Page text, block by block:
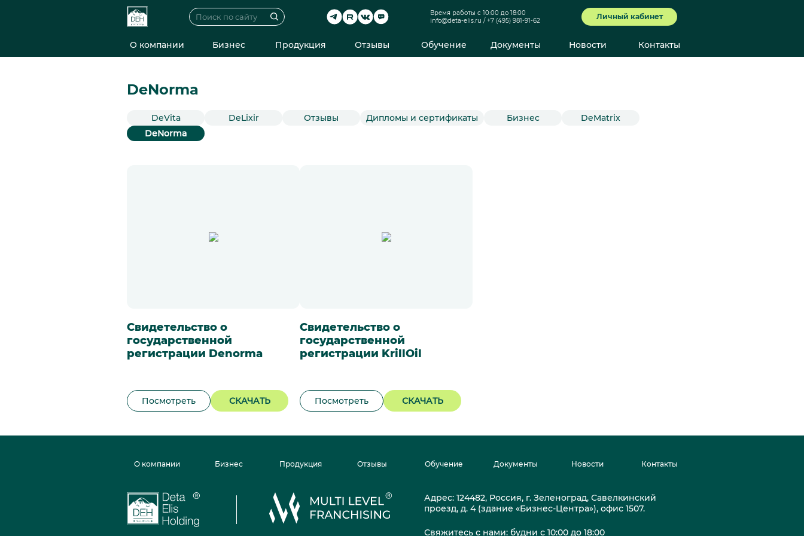
Время работы с 10:00 до 18:00
info@deta-elis.ru / +7 (495) 981-91-62 Личный кабинет
О компании Бизнес Продукция Отзывы Обучение Документы Новости Контакты
DeNorma
DeVita DeLixir Отзывы Дипломы и сертификаты Бизнес
DeMatrix
DeNorma
Свидетельство о
государственной
регистрации Denorma
Посмотреть СКАЧАТЬ
Свидетельство о
государственной
регистрации KrillOil
Посмотреть СКАЧАТЬ
О компании Бизнес Продукция Отзывы Обучение Документы Новости Контакты
Адрес: 124482, Россия, г. Зеленоград, Савелкинский
проезд, д. 4 (здание «Бизнес-Центра»), офис 1507.
Свяжитесь с нами: будни с 10:00 до 18:00